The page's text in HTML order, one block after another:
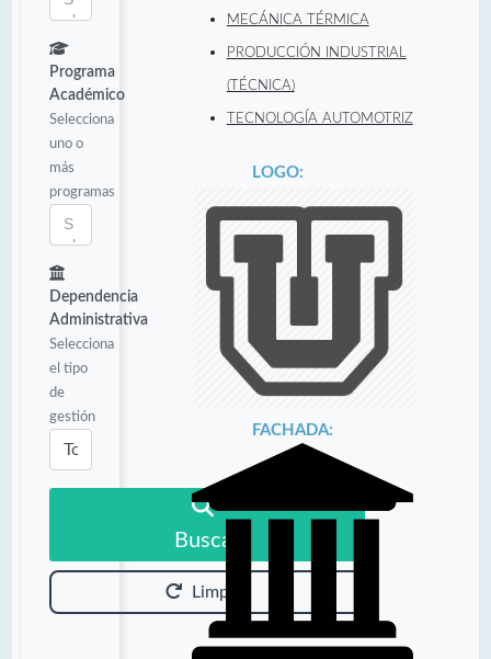
Programa
Académico
Selecciona
uno o
más
programas
Dependencia
Administrativa
Selecciona
el tipo
de
gestión
Buscar
Limpiar
MECÁNICA TÉRMICA
PRODUCCIÓN INDUSTRIAL
(TÉCNICA)
TECNOLOGÍA AUTOMOTRIZ
LOGO:
FACHADA: